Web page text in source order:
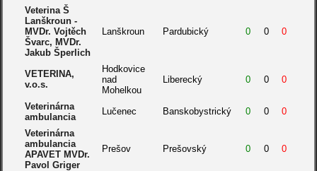
Veterina Š
Lanškroun -
MVDr. Vojtěch
Švarc, MVDr.
Jakub Šperlich
Lanškroun Pardubický 0 0 0
VETERINA,
v.o.s.
Hodkovice
nad
Mohelkou
Liberecký 0 0 0
Veterinárna
ambulancia
Lučenec Banskobystrický 0 0 0
Veterinárna
ambulancia
APAVET MVDr.
Pavol Griger
Prešov Prešovský 0 0 0